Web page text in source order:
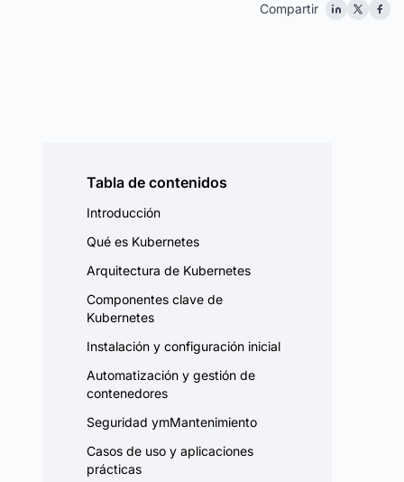
Compartir
Tabla de contenidos
Introducción
Qué es Kubernetes
Arquitectura de Kubernetes
Componentes clave de
Kubernetes
Instalación y configuración inicial
Automatización y gestión de
contenedores
Seguridad ymMantenimiento
Casos de uso y aplicaciones
prácticas